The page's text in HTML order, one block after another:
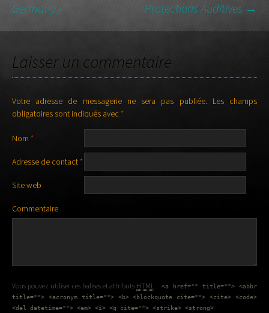
NAVIGATION DES
ARTICLES
Germany »
Protections Auditives →
Laisser un commentaire
Votre adresse de messagerie ne sera pas publiée. Les champs
obligatoires sont indiqués avec*
Nom *
Adresse de contact*
Site web
Commentaire
Vous pouvez utiliser ces balises et attributs HTML :
<a href="" title=""> <abbr
title=""> <acronym title=""> <b> <blockquote cite=""> <cite> <code>
<del datetime=""> <em> <i> <q cite=""> <strike> <strong>